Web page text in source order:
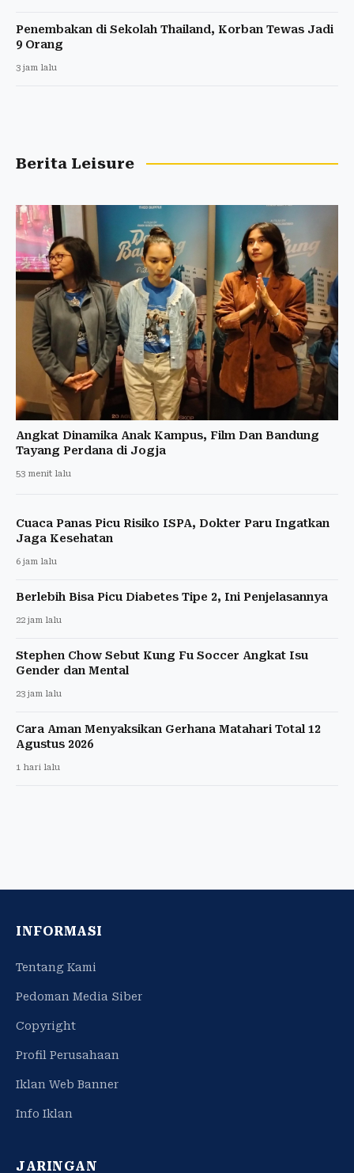
Penembakan di Sekolah Thailand, Korban Tewas Jadi
9 Orang
3 jam lalu
Berita Leisure
Angkat Dinamika Anak Kampus, Film Dan Bandung
Tayang Perdana di Jogja
53 menit lalu
Cuaca Panas Picu Risiko ISPA, Dokter Paru Ingatkan
Jaga Kesehatan
6 jam lalu
Berlebih Bisa Picu Diabetes Tipe 2, Ini Penjelasannya
22 jam lalu
Stephen Chow Sebut Kung Fu Soccer Angkat Isu
Gender dan Mental
23 jam lalu
Cara Aman Menyaksikan Gerhana Matahari Total 12
Agustus 2026
1 hari lalu
INFORMASI
Tentang Kami
Pedoman Media Siber
Copyright
Profil Perusahaan
Iklan Web Banner
Info Iklan
JARINGAN